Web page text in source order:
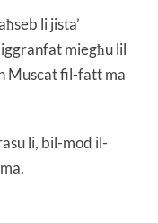
li jista’
miegħu lil
Muscat fil-fatt ma
li, bil-mod il-